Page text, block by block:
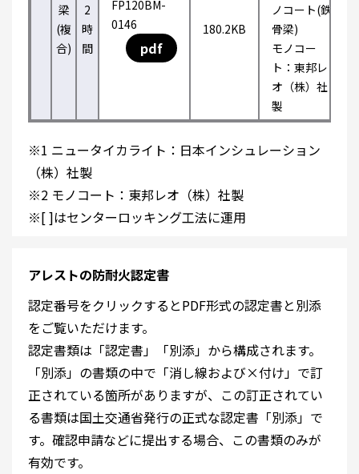
梁
(複
合)
2
時
間
FP120BM-
0146
pdf
180.2KB
ノコート(鉄
骨梁)
モノコー
ト：東邦レ
オ（株）社
製
※1 ニュータイカライト：日本インシュレーション
（株）社製
※2 モノコート：東邦レオ（株）社製
※[ ]はセンターロッキング工法に運用
アレストの防耐火認定書
認定番号をクリックするとPDF形式の認定書と別添
をご覧いただけます。
認定書類は「認定書」「別添」から構成されます。
「別添」の書類の中で「消し線および×付け」で訂
正されている箇所がありますが、この訂正されてい
る書類は国土交通省発行の正式な認定書「別添」で
す。確認申請などに提出する場合、この書類のみが
有効です。